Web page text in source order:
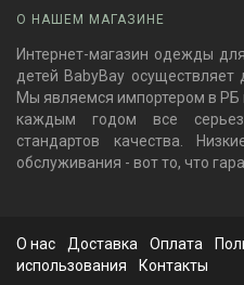
О НАШЕМ МАГАЗИНЕ
Интернет-магазин одежды
детей BabyBay осуществляет
Мы являемся импортером в РБ
каждым годом все
стандартов качества.
обслуживания - вот то, что
О нас Доставка Оплата
использования
Контакты